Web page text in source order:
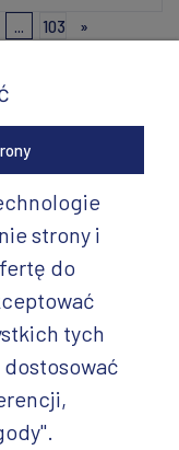
103 »
strony i
do
tych